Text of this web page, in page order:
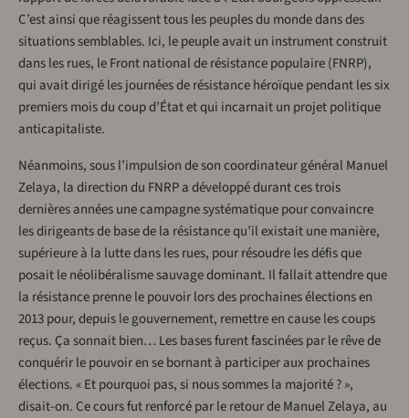
C’est ainsi que réagissent tous les peuples du monde dans des
situations semblables. Ici, le peuple avait un instrument construit
dans les rues, le Front national de résistance populaire (FNRP),
qui avait dirigé les journées de résistance héroïque pendant les six
premiers mois du coup d’État et qui incarnait un projet politique
anticapitaliste.
Néanmoins, sous l’impulsion de son coordinateur général Manuel
Zelaya, la direction du FNRP a développé durant ces trois
dernières années une campagne systématique pour convaincre
les dirigeants de base de la résistance qu’il existait une manière,
supérieure à la lutte dans les rues, pour résoudre les défis que
posait le néolibéralisme sauvage dominant. Il fallait attendre que
la résistance prenne le pouvoir lors des prochaines élections en
2013 pour, depuis le gouvernement, remettre en cause les coups
reçus. Ça sonnait bien… Les bases furent fascinées par le rêve de
conquérir le pouvoir en se bornant à participer aux prochaines
élections. « Et pourquoi pas, si nous sommes la majorité ? »,
disait-on. Ce cours fut renforcé par le retour de Manuel Zelaya, au